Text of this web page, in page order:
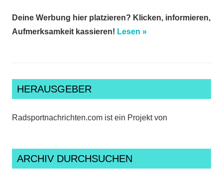
Deine Werbung hier platzieren? Klicken, informieren,
Aufmerksamkeit kassieren! Lesen »
HERAUSGEBER
Radsportnachrichten.com ist ein Projekt von
ARCHIV DURCHSUCHEN